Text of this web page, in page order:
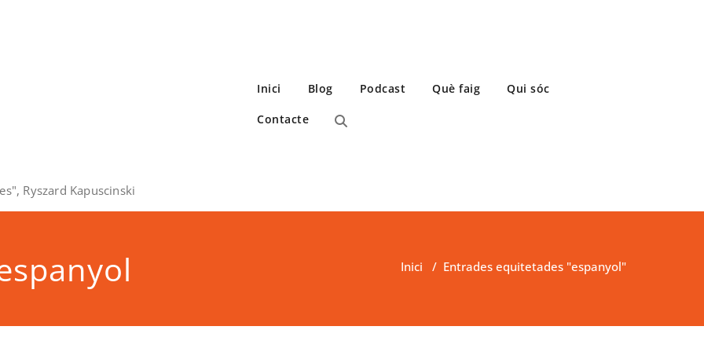
Ryszard Kapuscinski
Inici Blog Podcast Què faig Qui sóc
Contacte
Inici / Entrades equitetades "espanyol"